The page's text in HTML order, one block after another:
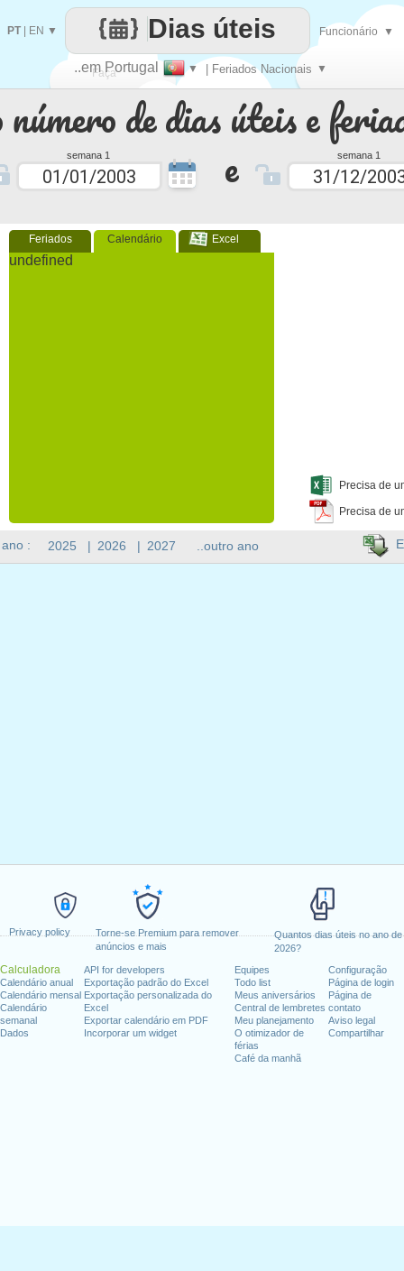
Privacy policy
Torne-se Premium para remover
anúncios e mais
Quantos dias úteis no ano de
2026?
Calculadora
Calendário anual
Calendário mensal
Calendário
semanal
Dados
API for developers
Exportação padrão do Excel
Exportação personalizada do
Excel
Exportar calendário em PDF
Incorporar um widget
Equipes
Todo list
Meus aniversários
Central de lembretes
Meu planejamento
O otimizador de
férias
Café da manhã
Configuração
Página de login
Página de
contato
Aviso legal
Compartilhar
de dias úteis e
semana 1 e semana 1
Feriados Calendário Excel
undefined
Precisa de
Precisa de
Faça
cada
..em Portugal ▼ | Feriados Nacionais ▼
Dias úteis
PT| EN ▼ Funcionário ▼
: 2025 | 2026 | 2027 ..outro ano